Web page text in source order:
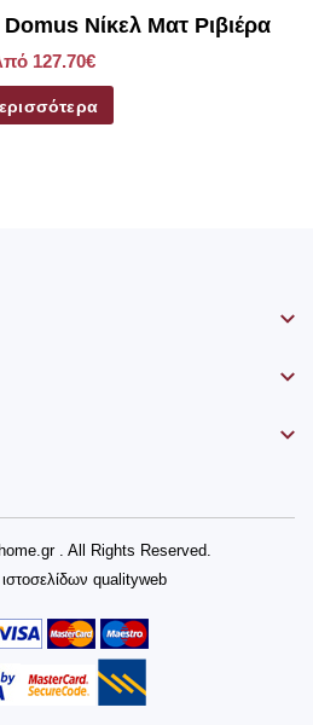
Νίκελ Ματ Ριβιέρα
127.70€
. All Rights Reserved.
qualityweb